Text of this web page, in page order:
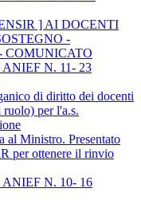
] AI DOCENTI
-
N. 11- 23
di diritto dei docenti
per l'a.s.
al Ministro. Presentato
per ottenere il rinvio
N. 10- 16